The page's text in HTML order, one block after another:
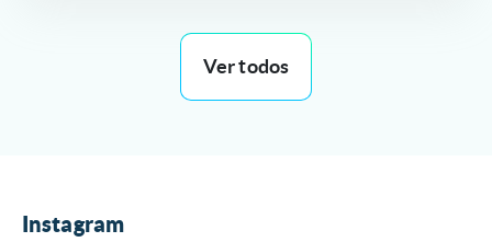
Ver todos
Instagram